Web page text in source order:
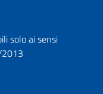
solo ai sensi